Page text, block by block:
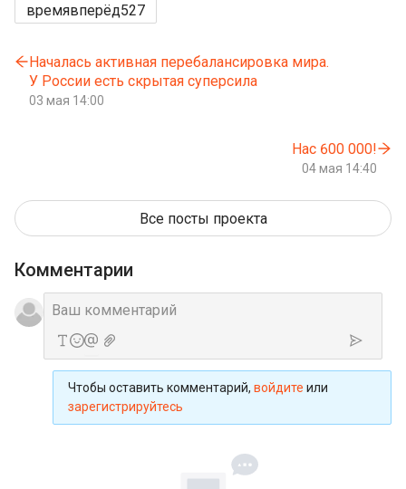
времявперёд527
Началась активная перебалансировка мира.
У России есть скрытая суперсила
03 мая 14:00
Нас 600 000!
04 мая 14:40
Все посты проекта
Комментарии
Чтобы оставить комментарий, войдите или
зарегистрируйтесь